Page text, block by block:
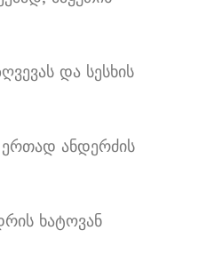
და სესხის
ერთად ანდერძის
ხატოვან